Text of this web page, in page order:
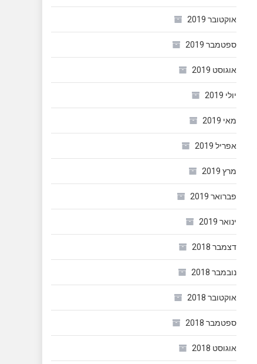
אוקטובר 2019
ספטמבר 2019
אוגוסט 2019
יולי 2019
מאי 2019
אפריל 2019
מרץ 2019
פברואר 2019
ינואר 2019
דצמבר 2018
נובמבר 2018
אוקטובר 2018
ספטמבר 2018
אוגוסט 2018